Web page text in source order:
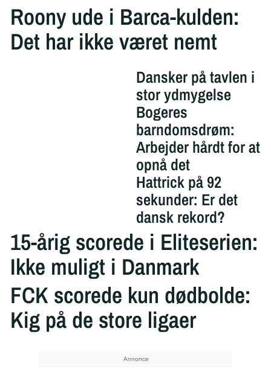
Roony ude i Barca-kulden:
Det har ikke været nemt
Dansker på tavlen i
stor ydmygelse
Bogeres
barndomsdrøm:
Arbejder hårdt for at
opnå det
Hattrick på 92
sekunder: Er det
dansk rekord?
15-årig scorede i Eliteserien:
Ikke muligt i Danmark
FCK scorede kun dødbolde:
Kig på de store ligaer